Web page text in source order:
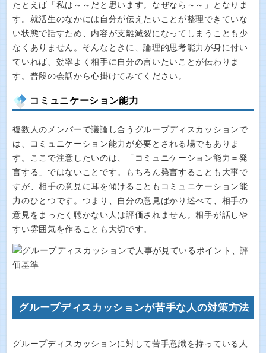
たとえば「私は～～だと思います。なぜなら～～」となりま
す。就活生のなかには自分が伝えたいことが整理できていな
い状態で話すため、内容が支離滅裂になってしまうことも少
なくありません。そんなときに、論理的思考能力が身に付い
ていれば、効率よく相手に自分の言いたいことが伝わりま
す。普段の会話から心掛けてみてください。
コミュニケーション能力
複数人のメンバーで議論し合うグループディスカッションで
は、コミュニケーション能力が必要とされる場でもありま
す。ここで注意したいのは、「コミュニケーション能力＝発
言する」ではないことです。もちろん発言することも大事で
すが、相手の意見に耳を傾けることもコミュニケーション能
力のひとつです。つまり、自分の意見ばかり述べて、相手の
意見をまったく聴かない人は評価されません。相手が話しや
すい雰囲気を作ることも大切です。
グループディスカッションが苦手な人の対策方法
グループディスカッションに対して苦手意識を持っている人